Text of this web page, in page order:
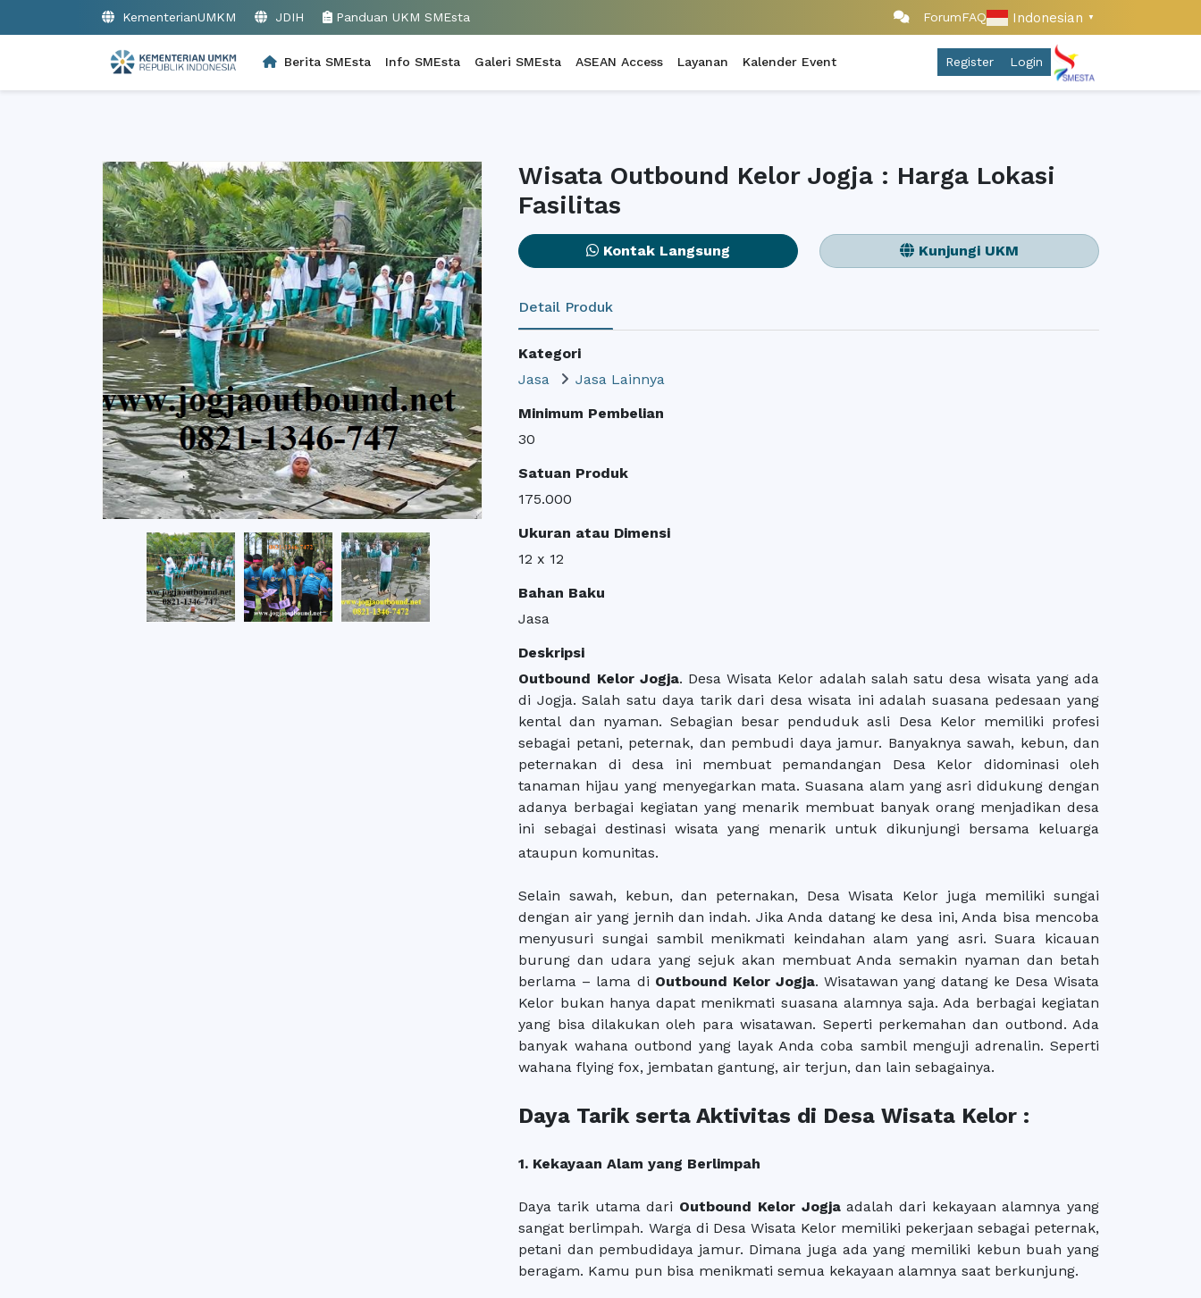
KementerianUMKM JDIH Panduan UKM SMEsta ForumFAQ Indonesian ▼
Berita SMEsta Info SMEsta Galeri SMEsta ASEAN Access Layanan Kalender Event Register Login
Wisata Outbound Kelor Jogja : Harga Lokasi
Fasilitas
Kontak Langsung Kunjungi UKM
Detail Produk
Kategori
Jasa
Jasa Lainnya
Minimum Pembelian
30
Satuan Produk
175.000
Ukuran atau Dimensi
12 x 12
Bahan Baku
Jasa
Deskripsi
Outbound Kelor Jogja. Desa Wisata Kelor adalah salah satu desa wisata yang ada
di Jogja. Salah satu daya tarik dari desa wisata ini adalah suasana pedesaan yang
kental dan nyaman. Sebagian besar penduduk asli Desa Kelor memiliki profesi
sebagai petani, peternak, dan pembudi daya jamur. Banyaknya sawah, kebun, dan
peternakan di desa ini membuat pemandangan Desa Kelor didominasi oleh
tanaman hijau yang menyegarkan mata. Suasana alam yang asri didukung dengan
adanya berbagai kegiatan yang menarik membuat banyak orang menjadikan desa
ini sebagai destinasi wisata yang menarik untuk dikunjungi bersama keluarga
ataupun komunitas.
Selain sawah, kebun, dan peternakan, Desa Wisata Kelor juga memiliki sungai
dengan air yang jernih dan indah. Jika Anda datang ke desa ini, Anda bisa mencoba
menyusuri sungai sambil menikmati keindahan alam yang asri. Suara kicauan
burung dan udara yang sejuk akan membuat Anda semakin nyaman dan betah
berlama – lama di Outbound Kelor Jogja. Wisatawan yang datang ke Desa Wisata
Kelor bukan hanya dapat menikmati suasana alamnya saja. Ada berbagai kegiatan
yang bisa dilakukan oleh para wisatawan. Seperti perkemahan dan outbond. Ada
banyak wahana outbond yang layak Anda coba sambil menguji adrenalin. Seperti
wahana flying fox, jembatan gantung, air terjun, dan lain sebagainya.
Daya Tarik serta Aktivitas di Desa Wisata Kelor :
1. Kekayaan Alam yang Berlimpah
Daya tarik utama dari Outbound Kelor Jogjaadalah dari kekayaan alamnya yang
sangat berlimpah. Warga di Desa Wisata Kelor memiliki pekerjaan sebagai peternak,
petani dan pembudidaya jamur. Dimana juga ada yang memiliki kebun buah yang
beragam. Kamu pun bisa menikmati semua kekayaan alamnya saat berkunjung.